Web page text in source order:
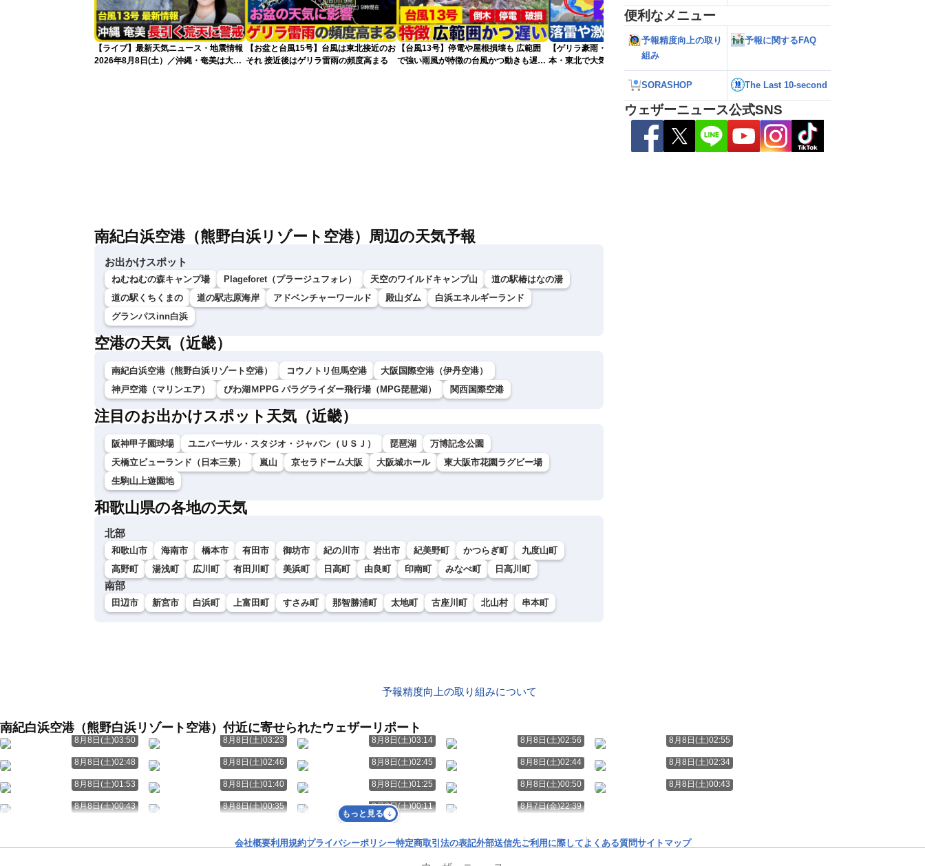
【ライブ】最新天気ニュース・地震情報
2026年8月8日(土）／沖縄・奄美は大荒
【お盆と台風15号】台風は東北接近のお
それ 接近後はゲリラ雷雨の頻度高まる
【台風13号】停電や屋根損壊も 広範囲
で強い雨風が特徴の台風かつ動きも遅く
【ゲリラ豪雨・落雷警戒】午後は東日
本・東北で大気の状態が非常に不安定に
【台風13号 2026】台風離れてもスパイ
報）
南紀白浜空港（熊野白浜リゾート空港）周辺の天気予報
お出かけスポット
ねむねむの森キャンプ場 Plageforet（プラージュフォレ） 天空のワイルドキャンプ山
道の駅椿はなの湯
道の駅くちくまの
道の駅志原海岸 アドベンチャーワールド 殿山ダム
白浜エネルギーランド
グランパスinn白浜
空港の天気（近畿）
南紀白浜空港（熊野白浜リゾート空港） コウノトリ但馬空港
大阪国際空港（伊丹空港）
神戸空港（マリンエア）
びわ湖ＭPPG パラグライダー飛行場（MPG琵琶湖） 関西国際空港
注目のお出かけスポット天気（近畿）
阪神甲子園球場 ユニバーサル・スタジオ・ジャパン（ＵＳＪ） 琵琶湖
万博記念公園
天橋立ビューランド（日本三景）
嵐山 京セラドーム大阪 大阪城ホール
東大阪市花園ラグビー場
生駒山上遊園地
和歌山県の各地の天気
北部
和歌山市 海南市 橋本市 有田市 御坊市 紀の川市 岩出市 紀美野町 かつらぎ町
九度山町
高野町
湯浅町 広川町 有田川町 美浜町 日高町 由良町 印南町 みなべ町 日高川町
南部
田辺市 新宮市 白浜町 上富田町 すさみ町 那智勝浦町 太地町 古座川町 北山村 串本町
便利なメニュー
予報精度向上の取り
組み
予報に関するFAQ
SORASHOP The Last 10-second
ウェザーニュース公式SNS
予報精度向上の取り組みについて
南紀白浜空港（熊野白浜リゾート空港）付近に寄せられたウェザーリポート
8月8日(土)03:50 8月8日(土)03:23 8月8日(土)03:14 8月8日(土)02:56 8月8日(土)02:55
8月8日(土)02:48 8月8日(土)02:46 8月8日(土)02:45 8月8日(土)02:44 8月8日(土)02:34
8月8日(土)01:53 8月8日(土)01:40 8月8日(土)01:25 8月8日(土)00:50 8月8日(土)00:43
8月8日(土)00:43 8月8日(土)00:35 8月8日(土)00:11 8月7日(金)22:39
もっと見る
会社概要利用規約プライバシーポリシー特定商取引法の表記外部送信先ご利用に際して よくある質問サイトマップ